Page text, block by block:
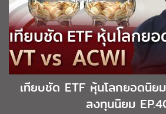
เทียบชัด ETF หุ้นโลกยอดนิย
ลงทุนนิยม